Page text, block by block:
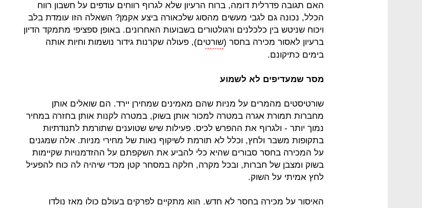
האם תגובה פדרלית דומה, ברוח הרעיון שלא לגרוף רווחים עודפים על חשבון רווח
הכלל, נכונה גם לגבי מעשים מהסוג שלכאורה ביצע אקמן? השאלה הזו עומדת בלב
ויכוח שניטש בין כלכלנים ורגולטורים בשבועות האחרונים. באופן ספציפי מתמקד הדיון
ברעיון לאסור מכירה בחסר (שורטים), פעולה שקרנות גידור נושמות וחיות אותה
בימים כתיקונם.
מסר שמעדיפים לא לשמוע
שורטיסטים מהמרים על מניות שהם מאמינים שמחירן יירד. הם שואלים אותן
מחברות תמורת אגרה במטרה למכור אותן בשוק, במטרה לקנות אותן בחזרה במחיר
נמוך יותר - ולגרוף את ההפרש לכיס. פעילות שיש שטוענים שתורמת לתנודתיות
בתקופות משבר ולחץ, וכלל לא תורמת לשיקוף נאות של מחירי מניות. אלה שמגנים
על המכירה בחסר סבורים שהיא כלי להביע את השקפתם על ההזדמנויות שקיימות
בשוק ומצבן של חברות, ובכל מקרה, חלקה במסחר קטן מכדי שיהיה לה כוח להפעיל
לחץ אמיתי על השוק.
האיסור על מכירה בחסר לא חדש. הוא מתקיים לפרקים בעולם כולו מאז נולדו